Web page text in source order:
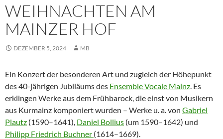
WEIHNACHTEN AM
MAINZER HOF
DEZEMBER 5, 2024 MB
Ein Konzert der besonderen Art und zugleich der Höhepunkt
des 40-jährigen Jubiläums des Ensemble Vocale Mainz. Es
erklingen Werke aus dem Frühbarock, die einst von Musikern
aus Kurmainz komponiert wurden – Werke u. a. von Gabriel
Plautz (1590–1641), Daniel Bollius (um 1590–1642) und
Philipp Friedrich Buchner (1614–1669).